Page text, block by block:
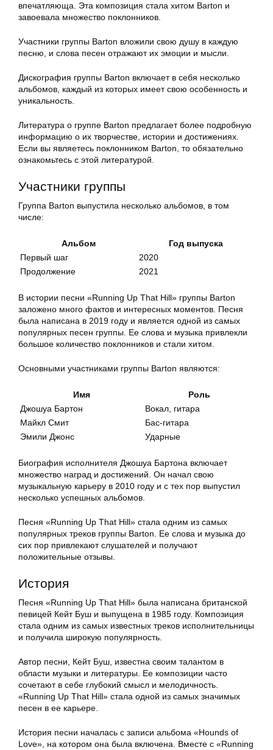
впечатляюща. Эта композиция стала хитом Barton и
завоевала множество поклонников.
Участники группы Barton вложили свою душу в каждую
песню, и слова песен отражают их эмоции и мысли.
Дискография группы Barton включает в себя несколько
альбомов, каждый из которых имеет свою особенность и
уникальность.
Литература о группе Barton предлагает более подробную
информацию о их творчестве, истории и достижениях.
Если вы являетесь поклонником Barton, то обязательно
ознакомьтесь с этой литературой.
Участники группы
Группа Barton выпустила несколько альбомов, в том
числе:
Альбом
Год выпуска
Первый шаг
2020
Продолжение
2021
В истории песни «Running Up That Hill» группы Barton
заложено много фактов и интересных моментов. Песня
была написана в 2019 году и является одной из самых
популярных песен группы. Ее слова и музыка привлекли
большое количество поклонников и стали хитом.
Основными участниками группы Barton являются:
Имя
Роль
Джошуа Бартон
Вокал, гитара
Майкл Смит
Бас-гитара
Эмили Джонс
Ударные
Биография исполнителя Джошуа Бартона включает
множество наград и достижений. Он начал свою
музыкальную карьеру в 2010 году и с тех пор выпустил
несколько успешных альбомов.
Песня «Running Up That Hill» стала одним из самых
популярных треков группы Barton. Ее слова и музыка до
сих пор привлекают слушателей и получают
положительные отзывы.
История
Песня «Running Up That Hill» была написана британской
певицей Кейт Буш и выпущена в 1985 году. Композиция
стала одним из самых известных треков исполнительницы
и получила широкую популярность.
Автор песни, Кейт Буш, известна своим талантом в
области музыки и литературы. Ее композиции часто
сочетают в себе глубокий смысл и мелодичность.
«Running Up That Hill» стала одной из самых значимых
песен в ее карьере.
История песни началась с записи альбома «Hounds of
Love», на котором она была включена. Вместе с «Running